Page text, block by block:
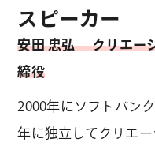
スピーカー
安田 忠弘 クリエー
締役
2000年にソフトバン
年に独立してクリエー